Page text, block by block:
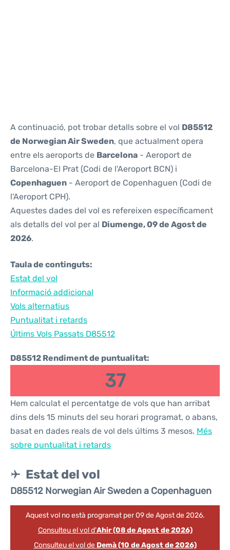
A continuació, pot trobar detalls sobre el vol D85512
de Norwegian Air Sweden, que actualment opera
entre els aeroports de Barcelona - Aeroport de
Barcelona-El Prat (Codi de l'Aeroport BCN) i
Copenhaguen - Aeroport de Copenhaguen (Codi de
l'Aeroport CPH).
Aquestes dades del vol es refereixen específicament
als detalls del vol per al Diumenge, 09 de Agost de
2026.
Taula de continguts:
Estat del vol
Informació addicional
Vols alternatius
Puntualitat i retards
Últims Vols Passats D85512
D85512 Rendiment de puntualitat:
37
Hem calculat el percentatge de vols que han arribat
dins dels 15 minuts del seu horari programat, o abans,
basat en dades reals de vol dels últims 3 mesos. Més
sobre puntualitat i retards
Estat del vol
D85512 Norwegian Air Sweden a Copenhaguen
Aquest vol no està programat per 09 de Agost de 2026.
Consulteu el vol d'Ahir (08 de Agost de 2026)
Consulteu el vol de Demà (10 de Agost de 2026)